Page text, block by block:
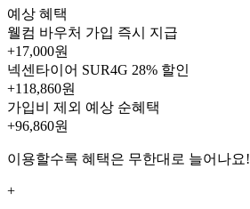
예상 혜택
웰컴 바우처 가입 즉시 지급
+17,000원
넥센타이어 SUR4G 28% 할인
+118,860원
가입비 제외 예상 순혜택
+96,860원
이용할수록 혜택은 무한대로 늘어나요!
+